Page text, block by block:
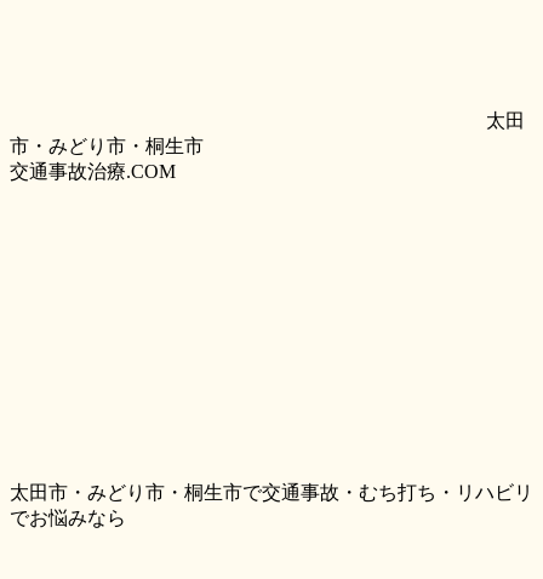
太田
市・みどり市・桐生市
交通事故治療.COM
太田市・みどり市・桐生市で交通事故・むち打ち・リハビリ
でお悩みなら